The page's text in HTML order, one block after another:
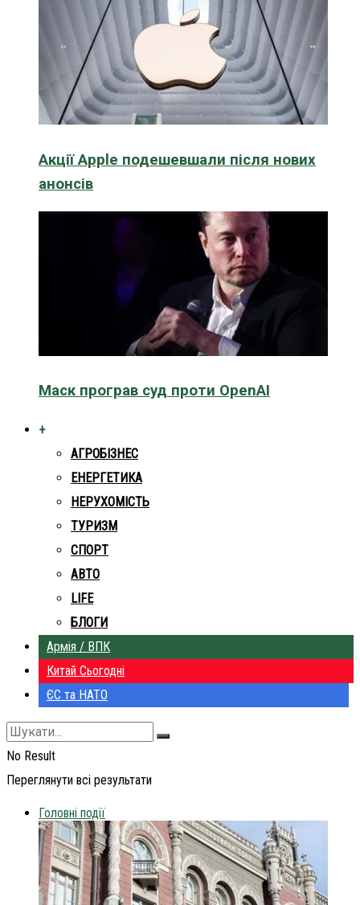
Акції Apple подешевшали після нових
анонсів
Маск програв суд проти OpenAI
+
АГРОБІЗНЕС
ЕНЕРГЕТИКА
НЕРУХОМІСТЬ
ТУРИЗМ
СПОРТ
АВТО
LIFE
БЛОГИ
Армія / ВПК
Китай Сьогодні
ЄС та НАТО
No Result
Переглянути всі результати
Головні події